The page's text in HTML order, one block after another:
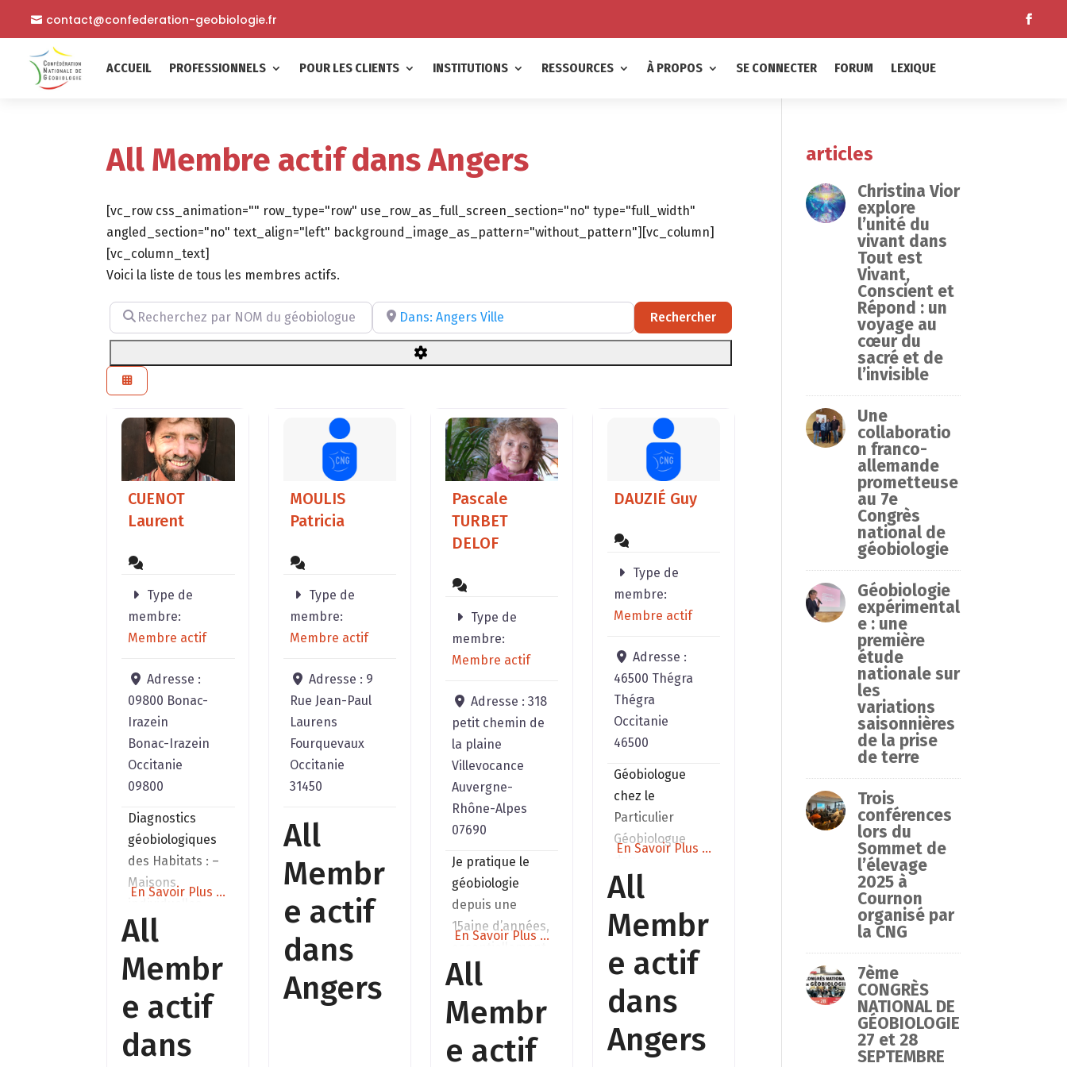
contact@confederation-geobiologie.fr
ACCUEIL PROFESSIONNELS POUR LES CLIENTS INSTITUTIONS RESSOURCES À PROPOS SE CONNECTER FORUM LEXIQUE
All Membre actif dans Angers
[vc_row css_animation="" row_type="row" use_row_as_full_screen_section="no" type="full_width"
angled_section="no" text_align="left" background_image_as_pattern="without_pattern"][vc_column]
[vc_column_text]
Voici la liste de tous les membres actifs.
Recherchez par NOM du géobiologue (facultatif)Recherchez par RÉGION, DÉPARTEMENT ou VILLERechercherRechercher
CUENOT
Laurent
Type de
membre:
Membre actif
Adresse :
09800 Bonac-
Irazein
Bonac-Irazein
Occitanie
09800
Diagnostics
géobiologiques
des Habitats : –
Maisons
Terrains à
construire. –
Élevages,
exploitations
agricoles. –
Ateliers de
fabrication,
En Savoir Plus ...
All
Membr
e actif
dans
MOULIS
Patricia
Type de
membre:
Membre actif
Adresse : 9
Rue Jean-Paul
Laurens
Fourquevaux
Occitanie
31450
All
Membr
e actif
dans
Angers
Pascale
TURBET
DELOF
Type de
membre:
Membre actif
Adresse : 318
petit chemin de
la plaine
Villevocance
Auvergne-
Rhône-Alpes
07690
Je pratique le
géobiologie
depuis une
15aine d’années,
en milieu rural
en maison
individuelles ou
appartements
que ce soit pour
En Savoir Plus ...
All
Membr
e actif
DAUZIÉ Guy
Type de
membre:
Membre actif
Adresse :
46500 Thégra
Thégra
Occitanie
46500
Géobiologue
chez le
Particulier
Géobiologue
l’Entreprise
Géobiologue
dans les
élevages Sur
devis toutes
régions
En Savoir Plus ...
All
Membr
e actif
dans
Angers
articles
Christina Vior
explore
l’unité du
vivant dans
Tout est
Vivant,
Conscient et
Répond : un
voyage au
cœur du
sacré et de
l’invisible
Une
collaboratio
n franco-
allemande
prometteuse
au 7e
Congrès
national de
géobiologie
Géobiologie
expérimental
e : une
première
étude
nationale sur
les
variations
saisonnières
de la prise
de terre
Trois
conférences
lors du
Sommet de
l’élevage
2025 à
Cournon
organisé par
la CNG
7ème
CONGRÈS
NATIONAL DE
GÉOBIOLOGIE
27 et 28
SEPTEMBRE